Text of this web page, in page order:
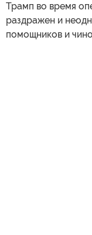
Трамп во время
раздражен и
помощников и